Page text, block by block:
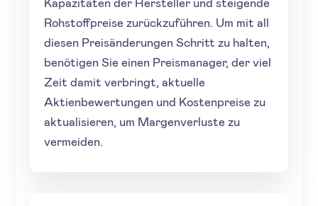
Rohstoffpreise zurückzuführen. Um mit all
diesen Preisänderungen Schritt zu halten,
benötigen Sie einen Preismanager, der viel
Zeit damit verbringt, aktuelle
Aktienbewertungen und Kostenpreise zu
aktualisieren, um Margenverluste zu
vermeiden.